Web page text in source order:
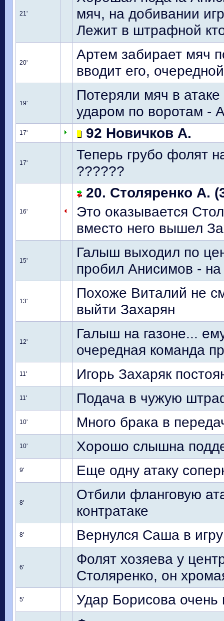
21'
мяч, на добивании
Лежит в штрафной
20'
Артем забирает мяч
вводит его,
19'
Потеряли мяч в
ударом по воротам -
17' 92 Новичков А.
17'
Теперь грубо фолят
??????
16'
20. Столяренко А.
Это оказывается
вместо него вышел
15'
Галыш выходил по
пробил Анисимов -
13'
Похоже Виталий не
выйти Захарян
12'
Галыш на газоне...
очередная команда
11' Игорь Захаряк
11' Подача в чужую
10' Много брака в
10' Хорошо слышна
9' Еще одну атаку
8'
Отбили фланговую
контратаке
8' Вернулся Саша в игру
6'
Фолят хозяева у
Столяренко, он
5'
Удар Борисова очень